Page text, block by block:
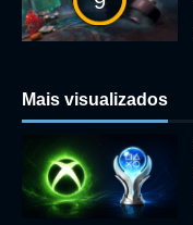
Mais visualizados